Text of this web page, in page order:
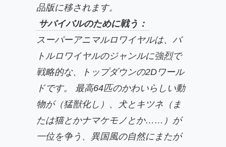
品版に移されます。
サバイバルのために戦う：
スーパーアニマルロワイヤルは、バ
トルロワイヤルのジャンルに強烈で
戦略的な、トップダウンの2Dワール
ドです。 最高64匹のかわいらしい動
物が（猛獣化し）、犬とキツネ（ま
たは猫とかナマケモノとか……）が
一位を争う、異国風の自然にまたが